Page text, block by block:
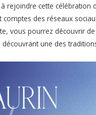
rejoindre cette
des réseaux
vous pourrez découvrir
une des